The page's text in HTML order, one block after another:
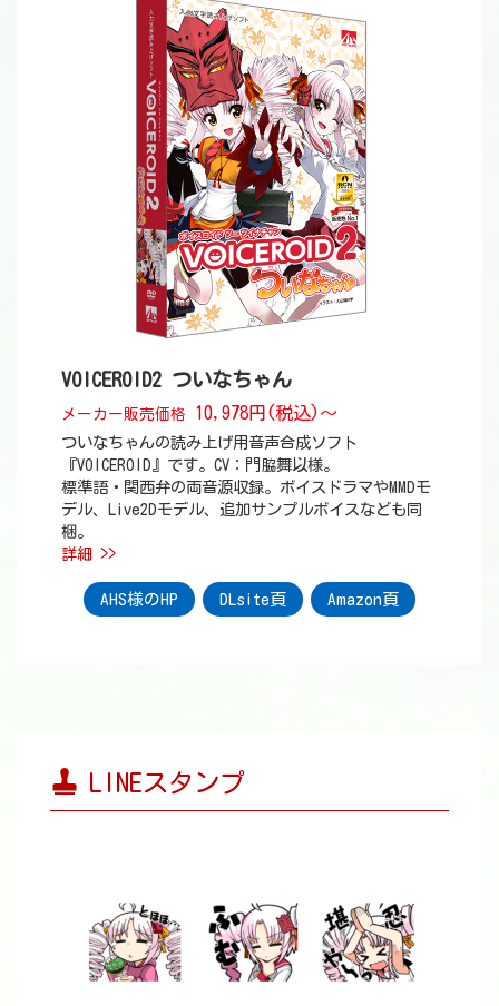
VOICEROID2 ついなちゃん
メーカー販売価格 10,978円(税込)～
ついなちゃんの読み上げ用音声合成ソフト
『VOICEROID』です。CV：門脇舞以様。
標準語・関西弁の両音源収録。ボイスドラマやMMDモ
デル、Live2Dモデル、追加サンプルボイスなども同
梱。
詳細 >>
AHS様のHP DLsite頁 Amazon頁
LINEスタンプ